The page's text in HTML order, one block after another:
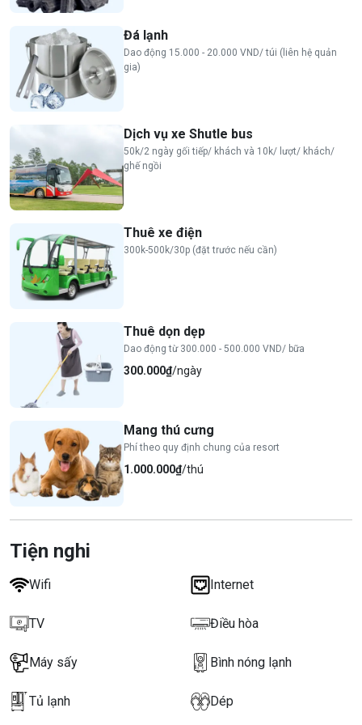
Đá lạnh
Dao động 15.000 - 20.000 VND/ túi (liên hệ quản
gia)
Dịch vụ xe Shutle bus
50k/2 ngày gối tiếp/ khách và 10k/ lượt/ khách/
ghế ngồi
Thuê xe điện
300k-500k/30p (đặt trước nếu cần)
Thuê dọn dẹp
Dao động từ 300.000 - 500.000 VND/ bữa
300.000₫/ngày
Mang thú cưng
Phí theo quy định chung của resort
1.000.000₫/thú
Tiện nghi
Wifi Internet
TV Điều hòa
Máy sấy Bình nóng lạnh
Tủ lạnh Dép